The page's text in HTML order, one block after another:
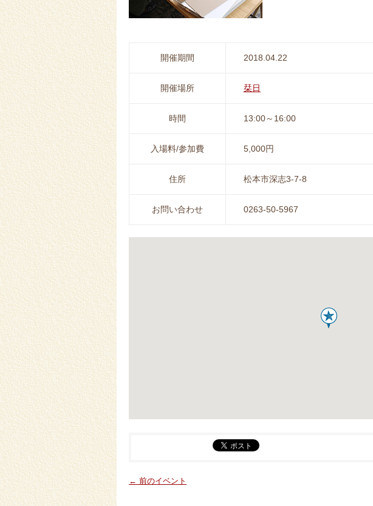
開催期間 2018.04.22
開催場所 栞日
時間 13:00～16:00
入場料/参加費 5,000円
住所 松本市深志3-7-8
お問い合わせ 0263-50-5967
← 前のイベント